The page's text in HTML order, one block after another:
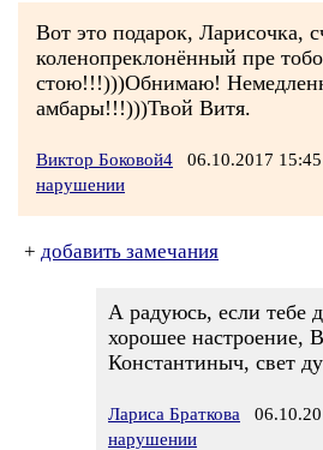
Вот это подарок, Ларисочка,
коленопреклонённый пре
стою!!!)))Обнимаю!
амбары!!!)))Твой Витя.
Виктор Боковой4 06.10.2017
нарушении
+ добавить замечания
А радуюсь, если тебе
хорошее настроение,
Константиныч, свет
Лариса Браткова
нарушении